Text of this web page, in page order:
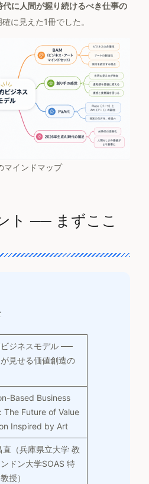
に人間が握り続けるべき仕事の
に見えた1冊でした。
マインドマップ
ト ── まずここ
ジネスモデル ──
見せる価値創造の
Based Business
The Future of Value
Inspired by Art
直（兵庫県立大学 教
ドン大学SOAS 特
授）